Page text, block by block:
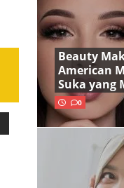
Beauty
American
Suka yang
0